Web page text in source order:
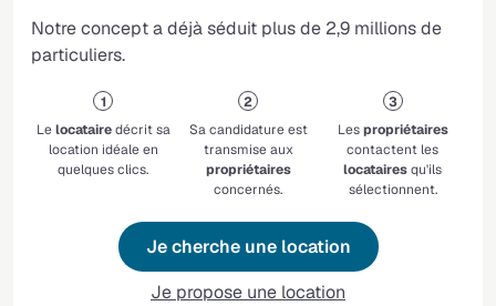
Notre concept a déjà séduit plus de 2,9 millions de
particuliers.
Lelocatairedécrit sa
location idéale en
quelques clics.
Sa candidature est
transmise aux
propriétaires
concernés.
Lespropriétaires
contactent les
locatairesqu'ils
sélectionnent.
Je cherche une location
Je propose une location